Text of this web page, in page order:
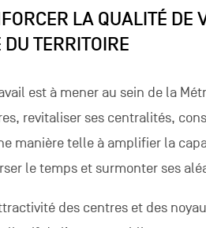
LA QUALITÉ DE
TERRITOIRE
est à mener au sein de la
revitaliser ses centralités,
manière telle à amplifier la
le temps et surmonter ses
des centres et des